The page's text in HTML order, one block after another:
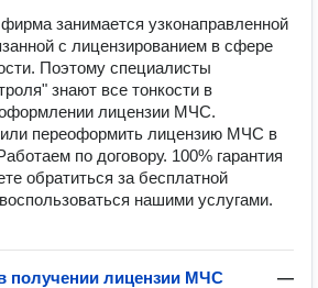
занимается узконаправленной
с лицензированием в сфере
Поэтому специалисты
знают все тонкости в
лицензии МЧС.
переоформить лицензию МЧС в
по договору. 100% гарантия
обратиться за бесплатной
нашими услугами.
получении лицензии МЧС
—